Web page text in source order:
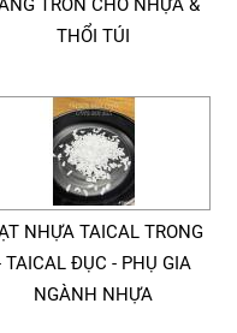
TRƠN CHO NHỰA &
THỔI TÚI
NHỰA TAICAL TRONG
TAICAL ĐỤC - PHỤ GIA
NGÀNH NHỰA